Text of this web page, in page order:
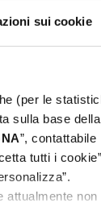
sui cookie
(per le
sulla base della
”, contattabile
tutti i
attualmente non